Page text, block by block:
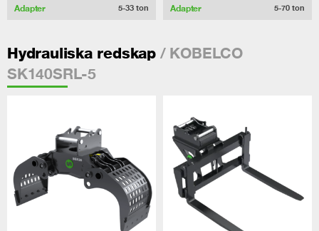
Adapter 5-33 ton Adapter 5-70 ton
Hydrauliska redskap/ KOBELCO
SK140SRL-5